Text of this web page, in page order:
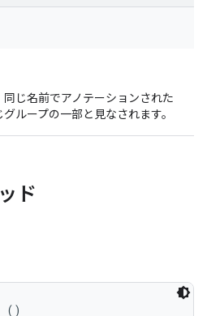
じ名前でアノテーションされた
ループの一部と見なされます。
ド
()